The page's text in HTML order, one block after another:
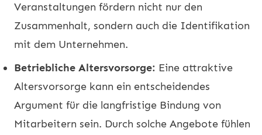
Veranstaltungen fördern nicht nur den
Zusammenhalt, sondern auch die Identifikation
mit dem Unternehmen.
Betriebliche Altersvorsorge: Eine attraktive
Altersvorsorge kann ein entscheidendes
Argument für die langfristige Bindung von
Mitarbeitern sein. Durch solche Angebote fühlen